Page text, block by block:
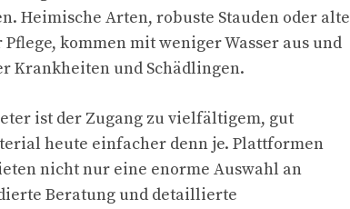
Heimische Arten, robuste Stauden oder alte
kommen mit weniger Wasser aus und
Krankheiten und Schädlingen.
ist der Zugang zu vielfältigem, gut
heute einfacher denn je. Plattformen
nicht nur eine enorme Auswahl an
Beratung und detaillierte